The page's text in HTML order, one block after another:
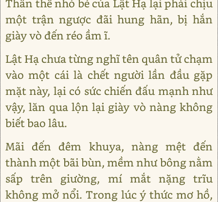
Thân thể nhỏ bé của Lật Hạ lại phải chịu
một trận ngược đãi hung hãn, bị hắn
giày vò đến réo ầm ĩ.
Lật Hạ chưa từng nghĩ tên quân tử chạm
vào một cái là chết người lần đầu gặp
mặt này, lại có sức chiến đấu mạnh như
vậy, lăn qua lộn lại giày vò nàng không
biết bao lâu.
Mãi đến đêm khuya, nàng mệt đến
thành một bãi bùn, mềm như bông nằm
sấp trên giường, mí mắt nặng trĩu
không mở nổi. Trong lúc ý thức mơ hồ,